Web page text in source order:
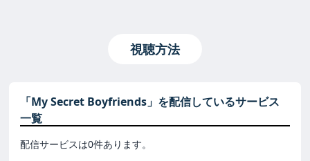
視聴方法
「My Secret Boyfriends」を配信しているサービス
一覧
配信サービスは0件あります。